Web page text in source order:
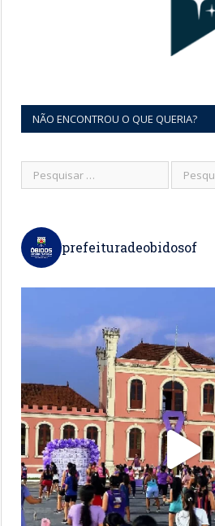
NÃO ENCONTROU O QUE QUERIA?
prefeituradeobidosof